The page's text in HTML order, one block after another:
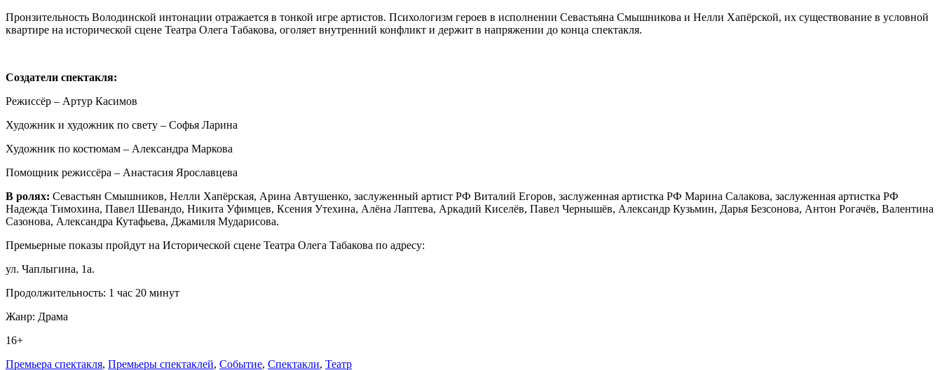
Пронзительность Володинской интонации отражается в тонкой игре артистов. Психологизм героев в исполнении Севастьяна Смышникова и Нелли Хапёрской, их существование в условной
квартире на исторической сцене Театра Олега Табакова, оголяет внутренний конфликт и держит в напряжении до конца спектакля.
Создатели спектакля:
Режиссёр – Артур Касимов
Художник и художник по свету – Софья Ларина
Художник по костюмам – Александра Маркова
Помощник режиссёра – Анастасия Ярославцева
В ролях: Севастьян Смышников, Нелли Хапёрская, Арина Автушенко, заслуженный артист РФ Виталий Егоров, заслуженная артистка РФ Марина Салакова, заслуженная артистка РФ
Надежда Тимохина, Павел Шевандо, Никита Уфимцев, Ксения Утехина, Алёна Лаптева, Аркадий Киселёв, Павел Чернышёв, Александр Кузьмин, Дарья Безсонова, Антон Рогачёв, Валентина
Сазонова, Александра Кутафьева, Джамиля Мударисова.
Премьерные показы пройдут на Исторической сцене Театра Олега Табакова по адресу:
ул. Чаплыгина, 1а.
Продолжительность: 1 час 20 минут
Жанр: Драма
16+
Премьера спектакля, Премьеры спектаклей, Событие, Спектакли, Театр